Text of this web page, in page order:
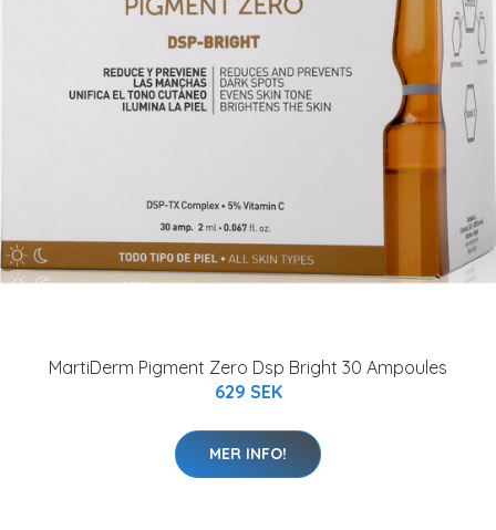
MartiDerm Pigment Zero Dsp Bright 30 Ampoules
629 SEK
MER INFO!